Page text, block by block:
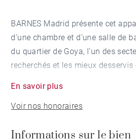
BARNES Madrid présente cet
d’une chambre et d’une salle de
du quartier de Goya, l’un des
recherchés et les mieux desservis
Le bien se distingue par sa
étage élevé et à sa grande fenêtre
la journée. Il dispose d’une
En savoir plus
Voir nos honoraires
Informations sur le bien